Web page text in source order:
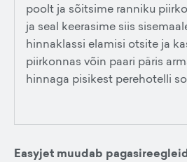
poolt ja sõitsime ranniku
ja seal keerasime siis
hinnaklassi elamisi otsite ja
piirkonnas võin paari päris
hinnaga pisikest perehotelli
Easyjet muudab